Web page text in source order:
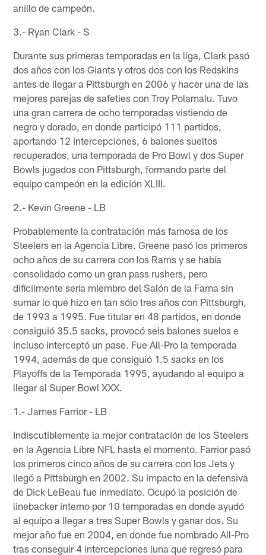
anillo de campeón.
3.- Ryan Clark - S
Durante sus primeras temporadas en la liga, Clark pasó
dos años con los Giants y otros dos con los Redskins
antes de llegar a Pittsburgh en 2006 y hacer una de las
mejores parejas de safeties con Troy Polamalu. Tuvo
una gran carrera de ocho temporadas vistiendo de
negro y dorado, en donde participó 111 partidos,
aportando 12 intercepciones, 6 balones sueltos
recuperados, una temporada de Pro Bowl y dos Super
Bowls jugados con Pittsburgh, formando parte del
equipo campeón en la edición XLIII.
2.- Kevin Greene - LB
Probablemente la contratación más famosa de los
Steelers en la Agencia Libre. Greene pasó los primeros
ocho años de su carrera con los Rams y se había
consolidado como un gran pass rushers, pero
difícilmente sería miembro del Salón de la Fama sin
sumar lo que hizo en tan sólo tres años con Pittsburgh,
de 1993 a 1995. Fue titular en 48 partidos, en donde
consiguió 35.5 sacks, provocó seis balones suelos e
incluso interceptó un pase. Fue All-Pro la temporada
1994, además de que consiguió 1.5 sacks en los
Playoffs de la Temporada 1995, ayudando al equipo a
llegar al Super Bowl XXX.
1.- James Farrior - LB
Indiscutiblemente la mejor contratación de los Steelers
en la Agencia Libre NFL hasta el momento. Farrior pasó
los primeros cinco años de su carrera con los Jets y
llegó a Pittsburgh en 2002. Su impacto en la defensiva
de Dick LeBeau fue inmediato. Ocupó la posición de
linebacker interno por 10 temporadas en donde ayudó
al equipo a llegar a tres Super Bowls y ganar dos. Su
mejor año fue en 2004, en donde fue nombrado All-Pro
tras conseguir 4 intercepciones (una que regresó para